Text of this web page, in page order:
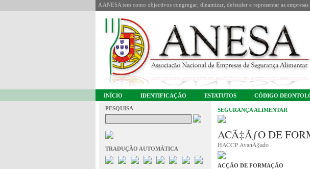
A ANESA tem como objectivos congregar, dinamizar, defender e representar as
INÍCIO IDENTIFICAÇÃO ESTATUTOS CÓDIGO
PESQUISA
TRADUÇÃO AUTOMÁTICA
SEGURANÇA ALIMENTAR
ACÃ‡ÃƒO DE
HACCP AvanÃ§ado
ACÇÃO DE FORMAÇÃO